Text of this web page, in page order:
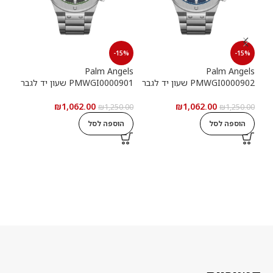
-15%
Palm Angels
PMWGI0000902 שעון יד לגבר
₪1,250.00
₪1,062.00
הוספה לסל
-15%
Palm Angels
PMWGI0000901 שעון יד לגבר
₪1,250.00
₪1,062.00
הוספה לסל